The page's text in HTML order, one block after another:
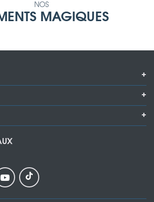
NOS
MAGIQUES